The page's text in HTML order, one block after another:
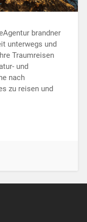
brandner
unterwegs und
Traumreisen
und
nach
zu reisen und